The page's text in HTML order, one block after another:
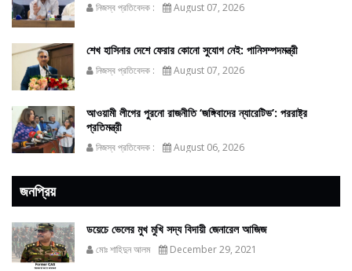
নিজস্ব প্রতিবেদক : August 07, 2026
শেখ হাসিনার দেশে ফেরার কোনো সুযোগ নেই: পানিসম্পদমন্ত্রী
নিজস্ব প্রতিবেদক : August 07, 2026
আওয়ামী লীগের পুরনো রাজনীতি ‘জঙ্গিবাদের ন্যারেটিভ’: পররাষ্ট্র
প্রতিমন্ত্রী
নিজস্ব প্রতিবেদক : August 06, 2026
জনপ্রিয়
ডয়েচে ভেলের মুখ মুখি সদ্য বিদায়ী জেনারেল আজিজ
মোঃ শাহিদুন আলম December 29, 2021